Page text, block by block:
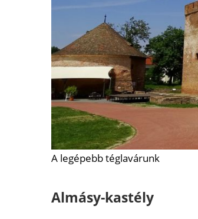
A legépebb téglavárunk
Almásy-kastély